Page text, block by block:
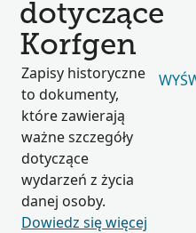
dotyczące
Korfgen
Zapisy historyczne
to dokumenty,
które zawierają
ważne szczegóły
dotyczące
wydarzeń z życia
danej osoby.
Dowiedz się więcej